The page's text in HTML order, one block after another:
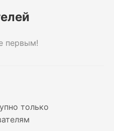
первым!
только